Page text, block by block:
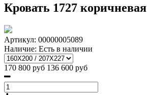
Кровать 1727 коричневая
Артикул: 00000005089
Наличие: Есть в наличии
170 800 руб 136 600 руб